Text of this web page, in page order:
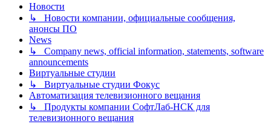
Новости
↳ Новости компании, официальные сообщения,
анонсы ПО
News
↳ Company news, official information, statements, software
announcements
Виртуальные студии
↳ Виртуальные студии Фокус
Автоматизация телевизионного вещания
↳ Продукты компании СофтЛаб-НСК для
телевизионного вещания